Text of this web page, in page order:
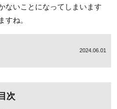
ないことになってしまいます
すね。
2024.06.01
目次